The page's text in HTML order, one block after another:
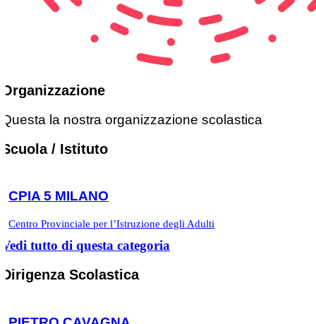
Organizzazione
Questa la nostra organizzazione scolastica
Scuola / Istituto
CPIA 5 MILANO
Centro Provinciale per l’Istruzione degli Adulti
Vedi tutto di questa categoria
Dirigenza Scolastica